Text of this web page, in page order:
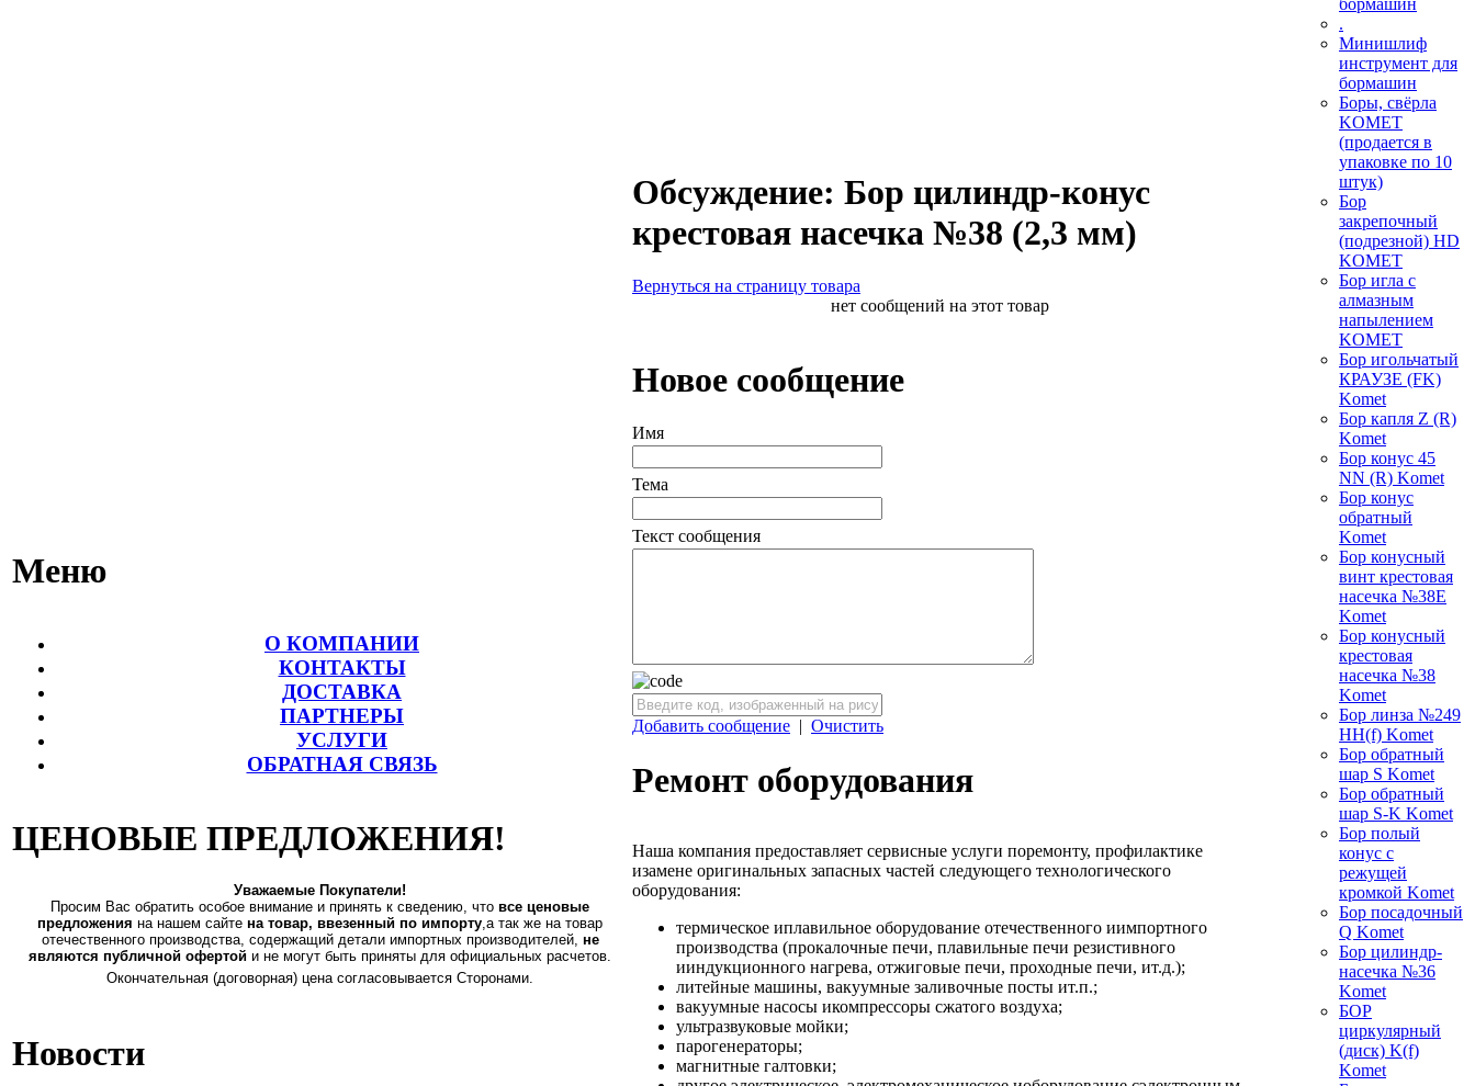
Меню
О КОМПАНИИ
КОНТАКТЫ
ДОСТАВКА
ПАРТНЕРЫ
УСЛУГИ
ОБРАТНАЯ СВЯЗЬ
ЦЕНОВЫЕ ПРЕДЛОЖЕНИЯ!
Уважаемые Покупатели!
Просим Вас обратить особое внимание и принять к сведению, что все ценовые
предложения на нашем сайте на товар, ввезенный по импорту,а так же на товар
отечественного производства, содержащий детали импортных производителей, не
являются публичной офертой и не могут быть приняты для официальных расчетов.
Окончательная (договорная) цена согласовывается Сторонами.
Новости
Обсуждение: Бор цилиндр-конус
крестовая насечка №38 (2,3 мм)
Вернуться на страницу товара
нет сообщений на этот товар
Новое сообщение
Имя
Тема
Текст сообщения
Добавить сообщение | Очистить
Ремонт оборудования
Наша компания предоставляет сервисные услуги поремонту, профилактике
изамене оригинальных запасных частей следующего технологического
оборудования:
термическое иплавильное оборудование отечественного иимпортного
производства (прокалочные печи, плавильные печи резистивного
ииндукционного нагрева, отжиговые печи, проходные печи, ит.д.);
литейные машины, вакуумные заливочные посты ит.п.;
вакуумные насосы икомпрессоры сжатого воздуха;
ультразвуковые мойки;
парогенераторы;
магнитные галтовки;
бормашин
.
Минишлиф
инструмент для
бормашин
Боры, свёрла
KOMET
(продается в
упаковке по 10
штук)
Бор
закрепочный
(подрезной) HD
KOMET
Бор игла с
алмазным
напылением
KOMET
Бор игольчатый
КРАУЗЕ (FK)
Komet
Бор капля Z (R)
Komet
Бор конус 45
NN (R) Komet
Бор конус
обратный
Komet
Бор конусный
винт крестовая
насечка №38E
Komet
Бор конусный
крестовая
насечка №38
Komet
Бор линза №249
HH(f) Komet
Бор обратный
шар S Komet
Бор обратный
шар S-K Komet
Бор полый
конус с
режущей
кромкой Komet
Бор посадочный
Q Komet
Бор цилиндр-
насечка №36
Komet
БОР
циркулярный
(диск) K(f)
Komet